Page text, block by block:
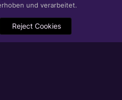
und verarbeitet.
Reject Cookies